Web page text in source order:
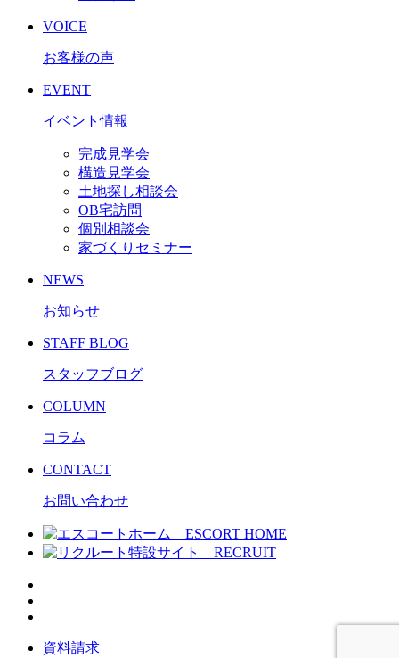
VOICE
お客様の声
EVENT
イベント情報
完成見学会
構造見学会
土地探し相談会
OB宅訪問
個別相談会
家づくりセミナー
NEWS
お知らせ
STAFF BLOG
スタッフブログ
COLUMN
コラム
CONTACT
お問い合わせ
資料請求